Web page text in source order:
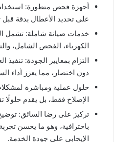
أجهزة فحص متطورة:
على تحديد الأعطال بدقة قبل
خدمات صيانة شاملة: تشمل
الكهرباء، الفحص الشامل،
التزام بمعايير الجودة:
دون اختصار، مما يعزز أداء
حلول عملية ومباشرة
الإصلاح فقط، بل يقدم حلولًا
تركيز على رضا السائق:
باحترافية، وهو ما يحسن
الإيجابي على جودة الخدمة.